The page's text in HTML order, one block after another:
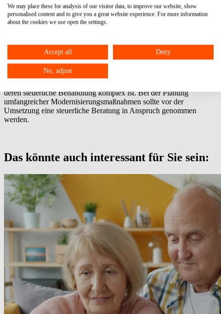
Einzelheiten ergaben sich bislang aus einem Verwaltungsschreiben
des Bundesministeriums der Finanzen (BMF) aus dem Jahr 2003
sowie einem aus 2017, welche nun durch ein neues Schreiben vom
Ein Schwerpunkt des BMF-Schreibens liegt in der genauen
Beschreibung verschiedener Gebäudestandards, denn die
Entscheidung für einen bestimmten Gebäudestandard stellt eine
Zweckbestimmung dar. Hier bestehen umfangreiche
deren steuerliche Behandlung komplex ist. Bei der Planung
umfangreicher Modernisierungsmaßnahmen sollte vor der
Umsetzung eine steuerliche Beratung in Anspruch genommen
werden.
Das könnte auch interessant für Sie sein:
We may place these for analysis of our visitor data, to improve our website, show
personalised content and to give you a great website experience. For more information
about the cookies we use open the settings.
Accept all Deny
No, adjust